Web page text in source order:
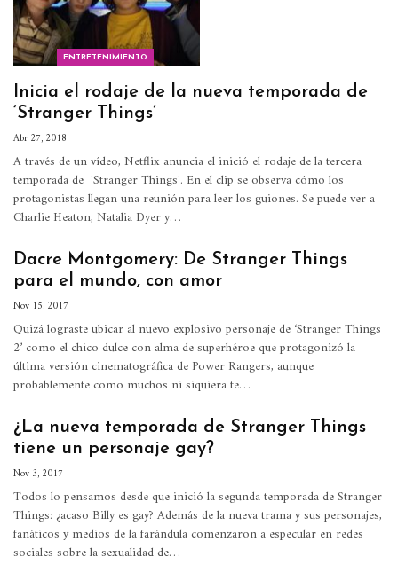
ENTRETENIMIENTO
Inicia el rodaje de la nueva temporada de
‘Stranger Things’
Abr 27, 2018
A través de un vídeo, Netflix anuncia el inició el rodaje de la tercera
temporada de 'Stranger Things'. En el clip se observa cómo los
protagonistas llegan una reunión para leer los guiones. Se puede ver a
Charlie Heaton, Natalia Dyer y…
Dacre Montgomery: De Stranger Things
para el mundo, con amor
Nov 15, 2017
Quizá lograste ubicar al nuevo explosivo personaje de ‘Stranger Things
2’ como el chico dulce con alma de superhéroe que protagonizó la
última versión cinematográfica de Power Rangers, aunque
probablemente como muchos ni siquiera te…
¿La nueva temporada de Stranger Things
tiene un personaje gay?
Nov 3, 2017
Todos lo pensamos desde que inició la segunda temporada de Stranger
Things: ¿acaso Billy es gay? Además de la nueva trama y sus personajes,
fanáticos y medios de la farándula comenzaron a especular en redes
sociales sobre la sexualidad de…